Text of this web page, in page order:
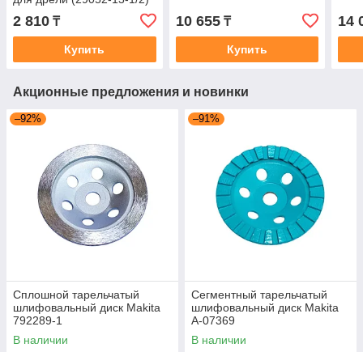
2 810 ₸
Купить
10 655₸
Купить
14
Акционные предложения и новинки
–92%
Сплошной тарельчатый
шлифовальный диск Makita
792289-1
В наличии
–91%
Сегментный тарельчатый
шлифовальный диск Makita
A-07369
В наличии